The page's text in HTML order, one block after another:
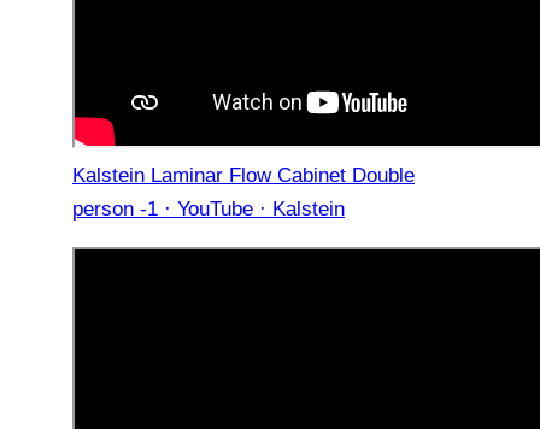
Kalstein Laminar Flow Cabinet Double
person -1 · YouTube · Kalstein